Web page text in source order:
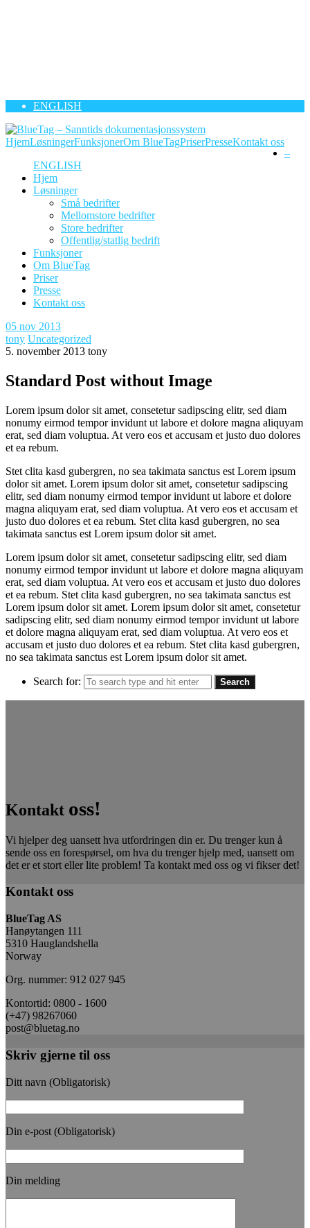
ENGLISH
HjemLøsningerFunksjonerOm BlueTagPriserPresseKontakt oss
–
ENGLISH
Hjem
Løsninger
Små bedrifter
Mellomstore bedrifter
Store bedrifter
Offentlig/statlig bedrift
Funksjoner
Om BlueTag
Priser
Presse
Kontakt oss
05 nov 2013
tony Uncategorized
5. november 2013 tony
Standard Post without Image
Lorem ipsum dolor sit amet, consetetur sadipscing elitr, sed diam
nonumy eirmod tempor invidunt ut labore et dolore magna aliquyam
erat, sed diam voluptua. At vero eos et accusam et justo duo dolores
et ea rebum.
Stet clita kasd gubergren, no sea takimata sanctus est Lorem ipsum
dolor sit amet. Lorem ipsum dolor sit amet, consetetur sadipscing
elitr, sed diam nonumy eirmod tempor invidunt ut labore et dolore
magna aliquyam erat, sed diam voluptua. At vero eos et accusam et
justo duo dolores et ea rebum. Stet clita kasd gubergren, no sea
takimata sanctus est Lorem ipsum dolor sit amet.
Lorem ipsum dolor sit amet, consetetur sadipscing elitr, sed diam
nonumy eirmod tempor invidunt ut labore et dolore magna aliquyam
erat, sed diam voluptua. At vero eos et accusam et justo duo dolores
et ea rebum. Stet clita kasd gubergren, no sea takimata sanctus est
Lorem ipsum dolor sit amet. Lorem ipsum dolor sit amet, consetetur
sadipscing elitr, sed diam nonumy eirmod tempor invidunt ut labore
et dolore magna aliquyam erat, sed diam voluptua. At vero eos et
accusam et justo duo dolores et ea rebum. Stet clita kasd gubergren,
no sea takimata sanctus est Lorem ipsum dolor sit amet.
Search for:
Kontakt oss!
Vi hjelper deg uansett hva utfordringen din er. Du trenger kun å
sende oss en forespørsel, om hva du trenger hjelp med, uansett om
det er et stort eller lite problem! Ta kontakt med oss og vi fikser det!
Kontakt oss
BlueTag AS
Hanøytangen 111
5310 Hauglandshella
Norway
Org. nummer: 912 027 945
Kontortid: 0800 - 1600
(+47) 98267060
post@bluetag.no
Skriv gjerne til oss
Ditt navn (Obligatorisk)
Din e-post (Obligatorisk)
Din melding